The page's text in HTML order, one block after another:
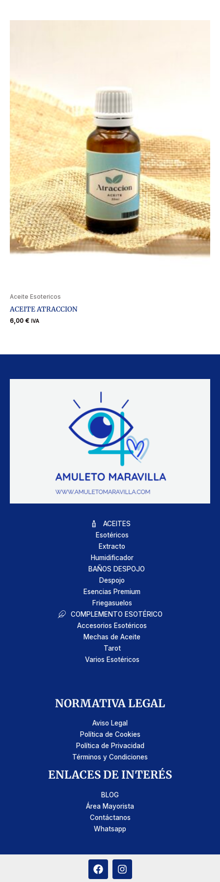
Aceite Esotericos
ACEITE ATRACCION
6,00 € IVA
ACEITES
Esotéricos
Extracto
Humidificador
BAÑOS DESPOJO
Despojo
Esencias Premium
Friegasuelos
COMPLEMENTO ESOTÉRICO
Accesorios Esotéricos
Mechas de Aceite
Tarot
Varios Esotéricos
NORMATIVA LEGAL
Aviso Legal
Política de Cookies
Política de Privacidad
Términos y Condiciones
ENLACES DE INTERÉS
BLOG
Área Mayorista
Contáctanos
Whatsapp
F
a
I
n